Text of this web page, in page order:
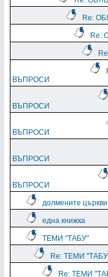
Re:
Re:
ВЪПРОСИ
ВЪПРОСИ
ВЪПРОСИ
ВЪПРОСИ
ВЪПРОСИ
долмените
една книжка
ТЕМИ "ТАБУ"
Re: ТЕМИ
Re: ТЕМИ